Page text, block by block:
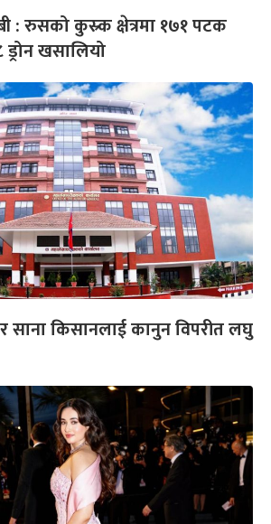
: रुसको कुस्र्क क्षेत्रमा १७१ पटक
खसालियो
किसानलाई कानुन विपरीत लघु